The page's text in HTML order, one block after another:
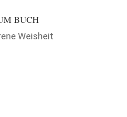
BUCH
Weisheit